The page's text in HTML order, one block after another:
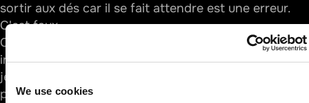
We use cookies
sortir aux dés car il se fait attendre est une erreur.
C'est faux.
Chaque lancer reste un événement unique et
indépendant. De plus, les paris sportifs restent des
jeux de chance réservés pour les adultes. C'est un
principe rappelé régulièrement par l'ANJ.